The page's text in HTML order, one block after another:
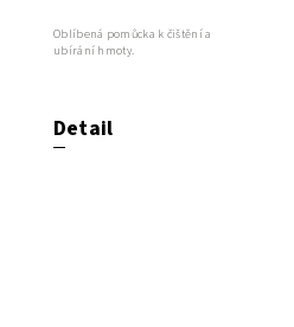
Detail
Oblíbená pomůcka k čištění a
ubírání hmoty.